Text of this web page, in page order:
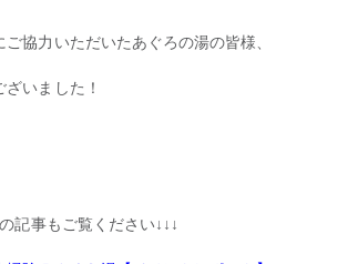
協力いただいたあぐろの湯の皆様、
いました！
記事もご覧ください↓↓↓